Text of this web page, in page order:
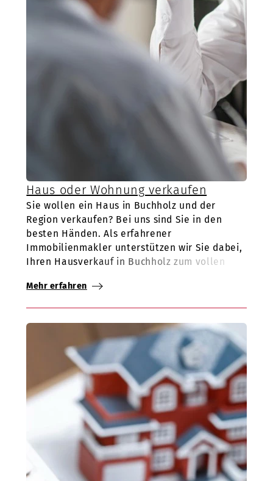
Haus oder Wohnung verkaufen
Sie wollen ein Haus in Buchholz und der
Region verkaufen? Bei uns sind Sie in den
besten Händen. Als erfahrener
Immobilienmakler unterstützen wir Sie dabei,
Ihren Hausverkauf in Buchholz zum vollen
setzen Sie stattdessen auf unsere 20-jährige
erfolgreich vermittelten Immobilien sprechen
wir für uns. Profitieren Sie von unserer
umfassenden Marktkenntnis rund um Buchholz
und unserer umfangreichen Käuferdatenbank,
die potenzielle Käufer für Ihre Immobilie
bereits enthält.
Mehr erfahren